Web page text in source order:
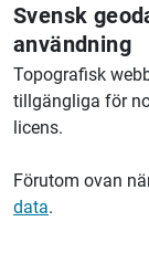
Svensk
användning
Topografisk
tillgängliga för
licens.
Förutom ovan
data.